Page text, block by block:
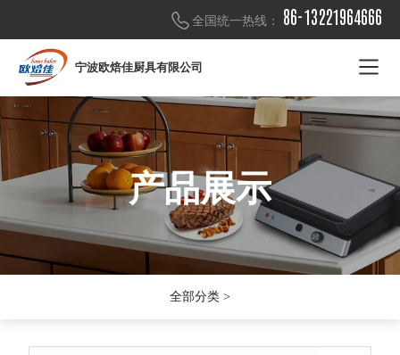
全国统一热线： 86-13221964666
宁波欧焙佳厨具有限公司
产品展示
产品展示
产品展示
全部分类 >